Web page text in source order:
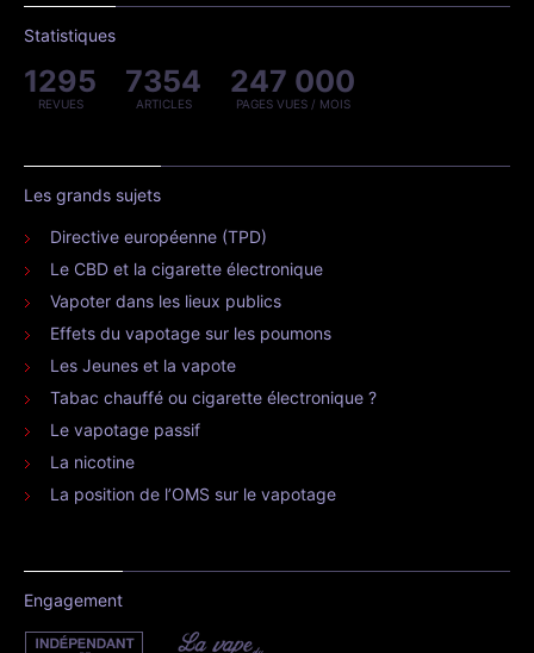
Statistiques
1295
REVUES
7354
ARTICLES
247 000
PAGES VUES / MOIS
Les grands sujets
Directive européenne (TPD)
Le CBD et la cigarette électronique
Vapoter dans les lieux publics
Effets du vapotage sur les poumons
Les Jeunes et la vapote
Tabac chauffé ou cigarette électronique ?
Le vapotage passif
La nicotine
La position de l’OMS sur le vapotage
Engagement